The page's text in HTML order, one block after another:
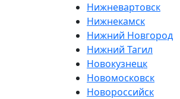
Нижневартовск
Нижнекамск
Нижний Новгород
Нижний Тагил
Новокузнецк
Новомосковск
Новороссийск